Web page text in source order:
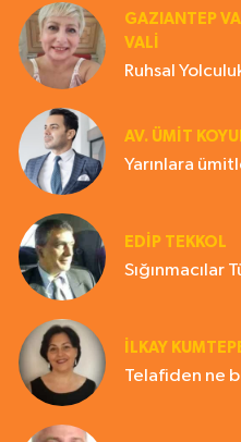
GAZIANTEP
VALİ
Ruhsal
AV. ÜMIT
Yarınlara
EDIP TEKKOL
İLKAY
Telafiden ne